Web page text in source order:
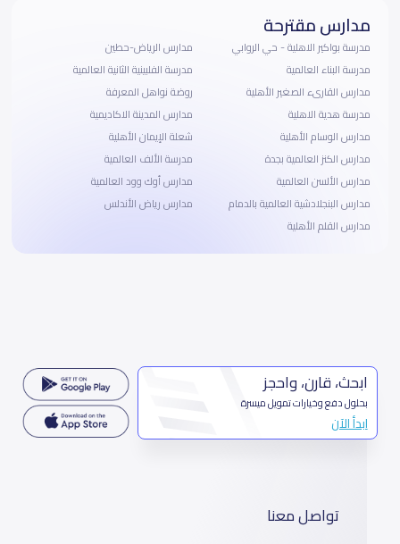
مدارس مقترحة
مدرسة بواكير الاهلية - حي الروابي
مدرسة البناء العالمية
مدارس القارىء الصغير الأهلية
مدرسة هدية الاهلية
مدارس الوسام الأهلية
مدارس الكنز العالمية بجدة
مدارس الألسن العالمية
مدارس البنجلادشية العالمية بالدمام
مدارس القلم الأهلية
مدارس الرياض-حطين
مدرسة الفلبينية الثانية العالمية
روضة نواهل المعرفة
مدارس المدينة الاكاديمية
شعلة الإيمان الأهلية
مدرسة الألف العالمية
مدارس أوك وود العالمية
مدارس رياض الأندلس
ابحث، قارن، واحجز
بحلول دفع وخيارات تمويل ميسرة
ابدأ الآن
تواصل معنا